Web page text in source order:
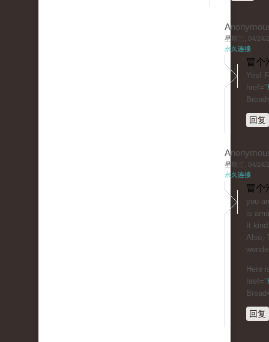
星期三, 04/24/
永久连接
冒个
Yes!
href="
回复
星期三, 04/24/
永久连接
冒个
you
is
It
Also,
Here
href="
回复